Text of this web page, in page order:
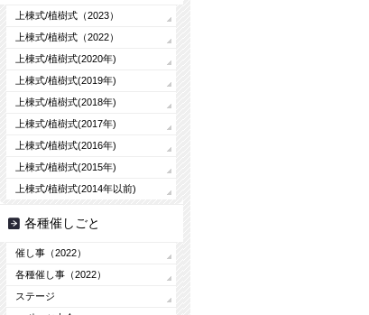
上棟式/植樹式（2023）
上棟式/植樹式（2022）
上棟式/植樹式(2020年)
上棟式/植樹式(2019年)
上棟式/植樹式(2018年)
上棟式/植樹式(2017年)
上棟式/植樹式(2016年)
上棟式/植樹式(2015年)
上棟式/植樹式(2014年以前)
各種催しごと
催し事（2022）
各種催し事（2022）
ステージ